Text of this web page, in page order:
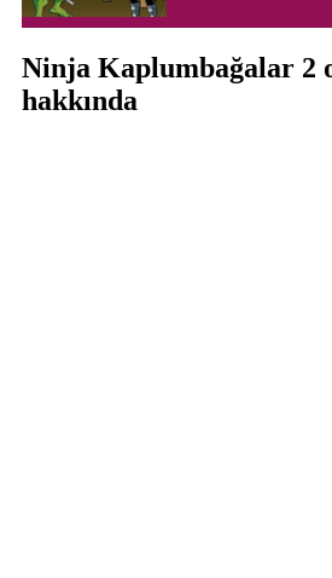
Ninja Kaplumbağalar 2
hakkında